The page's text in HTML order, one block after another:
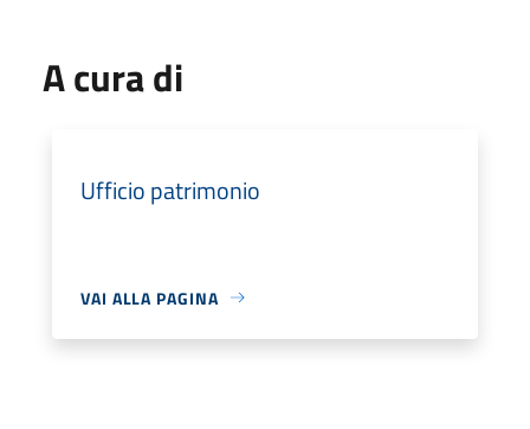
A cura di
Ufficio patrimonio
VAI ALLA PAGINA